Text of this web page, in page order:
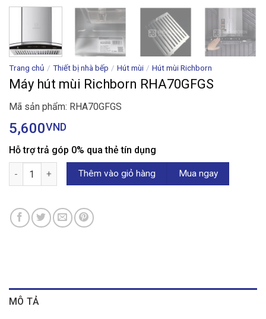
Trang chủ / Thiết bị nhà bếp / Hút mùi / Hút mùi Richborn
Máy hút mùi Richborn RHA70GFGS
Mã sản phẩm: RHA70GFGS
5,600VND
Hỗ trợ trả góp 0% qua thẻ tín dụng
Máy hút mùi Richborn RHA70GFGS số lượng
Thêm vào giỏ hàng Mua ngay
MÔ TẢ